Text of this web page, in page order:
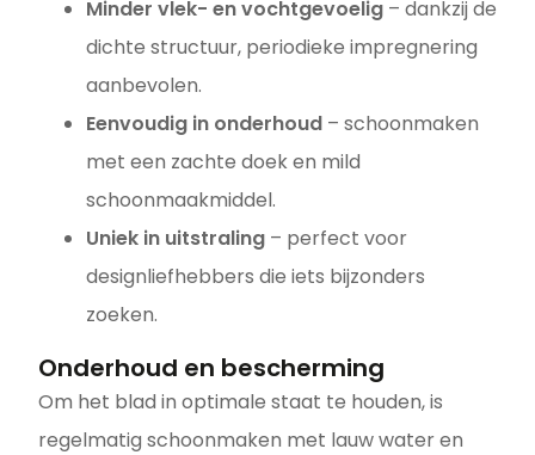
Minder vlek- en vochtgevoelig – dankzij de
dichte structuur, periodieke impregnering
aanbevolen.
Eenvoudig in onderhoud – schoonmaken
met een zachte doek en mild
schoonmaakmiddel.
Uniek in uitstraling – perfect voor
designliefhebbers die iets bijzonders
zoeken.
Onderhoud en bescherming
Om het blad in optimale staat te houden, is
regelmatig schoonmaken met lauw water en